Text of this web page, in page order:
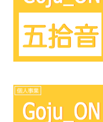
個人事業